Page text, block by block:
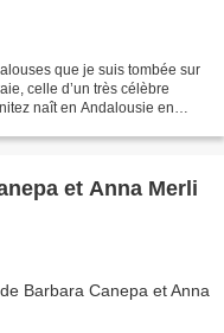
que je suis tombée sur
celle d’un très célèbre
naît en Andalousie en
et Anna Merli